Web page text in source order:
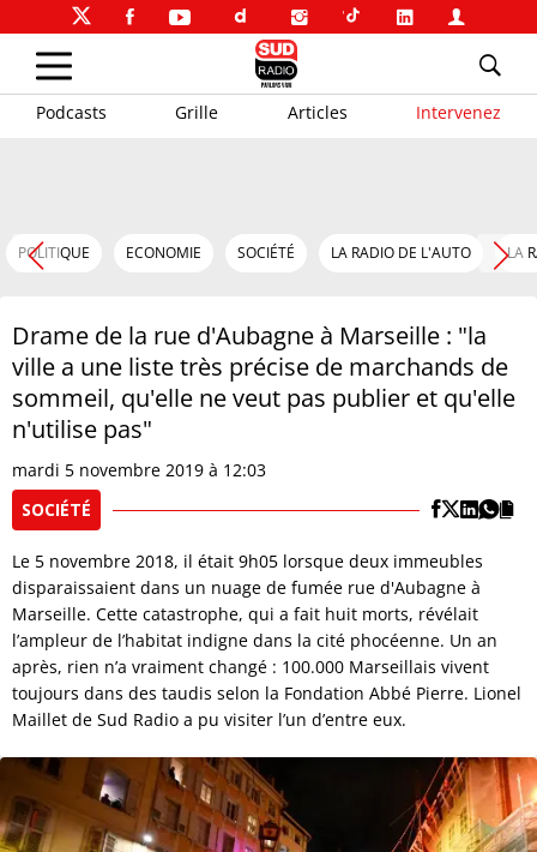
Podcasts Grille Articles Intervenez
POLITIQUE ECONOMIE SOCIÉTÉ LA RADIO DE L'AUTO LA
Drame de la rue d'Aubagne à Marseille : "la
ville a une liste très précise de marchands de
sommeil, qu'elle ne veut pas publier et qu'elle
n'utilise pas"
mardi 5 novembre 2019 à 12:03
SOCIÉTÉ
Le 5 novembre 2018, il était 9h05 lorsque deux immeubles
disparaissaient dans un nuage de fumée rue d'Aubagne à
Marseille. Cette catastrophe, qui a fait huit morts, révélait
l’ampleur de l’habitat indigne dans la cité phocéenne. Un an
après, rien n’a vraiment changé : 100.000 Marseillais vivent
toujours dans des taudis selon la Fondation Abbé Pierre. Lionel
Maillet de Sud Radio a pu visiter l’un d’entre eux.